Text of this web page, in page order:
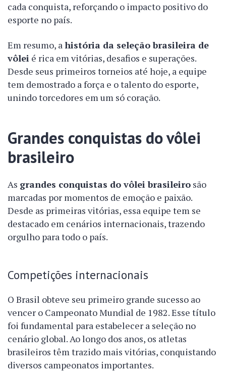
cada conquista, reforçando o impacto positivo do
esporte no país.
Em resumo, ahistória da seleção brasileira de
vôlei é rica em vitórias, desafios e superações.
Desde seus primeiros torneios até hoje, a equipe
tem demostrado a força e o talento do esporte,
unindo torcedores em um só coração.
Grandes conquistas do vôlei
brasileiro
As grandes conquistas do vôlei brasileiro são
marcadas por momentos de emoção e paixão.
Desde as primeiras vitórias, essa equipe tem se
destacado em cenários internacionais, trazendo
orgulho para todo o país.
Competições internacionais
O Brasil obteve seu primeiro grande sucesso ao
vencer o Campeonato Mundial de 1982. Esse título
foi fundamental para estabelecer a seleção no
cenário global. Ao longo dos anos, os atletas
brasileiros têm trazido mais vitórias, conquistando
diversos campeonatos importantes.